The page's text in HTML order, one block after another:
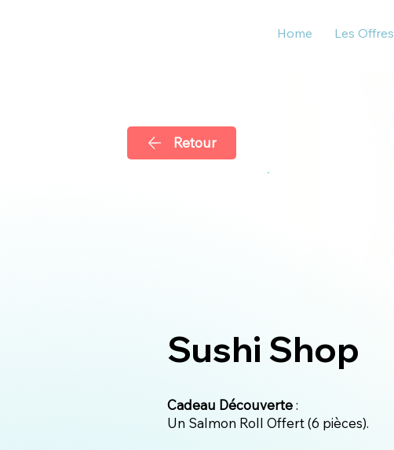
Home Les Offres
Retour
Sushi Shop
Cadeau Découverte:
Un Salmon Roll Offert (6 pièces).